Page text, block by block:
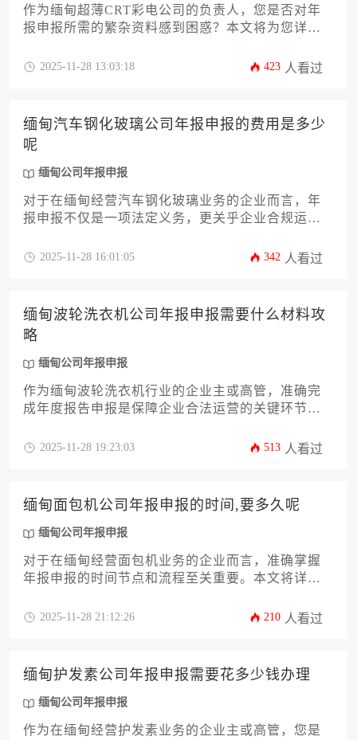
作为缅甸超薄CRT彩电公司的负责人，您是否对年
报申报所需的繁杂资料感到困惑？本文将为您详细
务、税务、公司资质及行业特殊文件等十二个关键
申报，确保合规经营，规避潜在风险。
2025-11-28 13:03:18 423 人看过
缅甸汽车钢化玻璃公司年报申报的费用是多少
呢
缅甸公司年报申报
对于在缅甸经营汽车钢化玻璃业务的企业而言，年
报申报不仅是一项法定义务，更关乎企业合规运营
素、官方收费标准、第三方服务溢价逻辑，并提供
2025-11-28 16:01:05 342 人看过
缅甸波轮洗衣机公司年报申报需要什么材料攻
略
缅甸公司年报申报
作为缅甸波轮洗衣机行业的企业主或高管，准确完
成年度报告申报是保障企业合法运营的关键环节。
财务数据准备、股东信息核实、经营许可文件等核
缅甸公司年报申报流程，规避合规风险。
2025-11-28 19:23:03 513 人看过
缅甸面包机公司年报申报的时间,要多久呢
缅甸公司年报申报
对于在缅甸经营面包机业务的企业而言，准确掌握
年报申报的时间节点和流程至关重要。本文将详细
及注意事项，帮助企业高效完成合规申报，避免因
2025-11-28 21:12:26 210 人看过
缅甸护发素公司年报申报需要花多少钱办理
缅甸公司年报申报
作为在缅甸经营护发素业务的企业主或高管，您是